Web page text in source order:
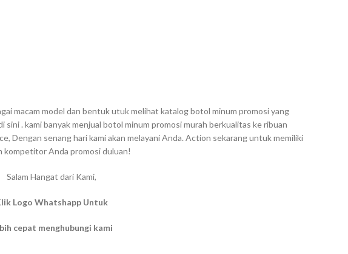
macam model dan bentuk utuk melihat katalog botol minum promosi yang
sini . kami banyak menjual botol minum promosi murah berkualitas ke ribuan
Dengan senang hari kami akan melayani Anda. Action sekarang untuk memiliki
kompetitor Anda promosi duluan!
Salam Hangat dari Kami,
Logo Whatshapp Untuk
cepat menghubungi kami